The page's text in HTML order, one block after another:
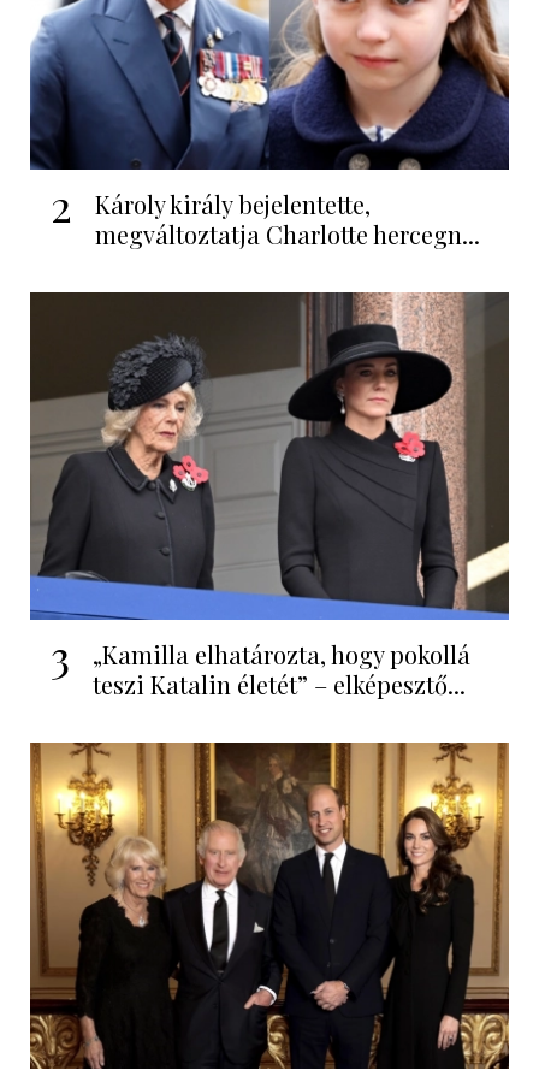
2
Károly király bejelentette,
megváltoztatja Charlotte hercegn...
3
„Kamilla elhatározta, hogy pokollá
teszi Katalin életét” – elképesztő...